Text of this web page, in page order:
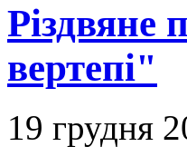
Різдвяне
вертепі"
19 грудня